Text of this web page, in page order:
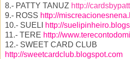
8.- PATTY TANUZ http://
9.- ROSS http://
10.- SUELI
http://
11.- TERE http://
12.- SWEET CARD CLUB
http://sweetcardclub.blogspot.com